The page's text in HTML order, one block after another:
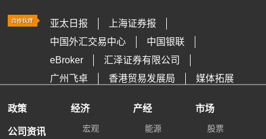
亚太日报
上海证券报
中国外汇交易中心
中国银联
eBroker
汇泽证券有限公司
广州飞卓
香港贸易发展局 媒体拓展
政策
公司资讯
经济
宏观
产经
能源
市场
股票